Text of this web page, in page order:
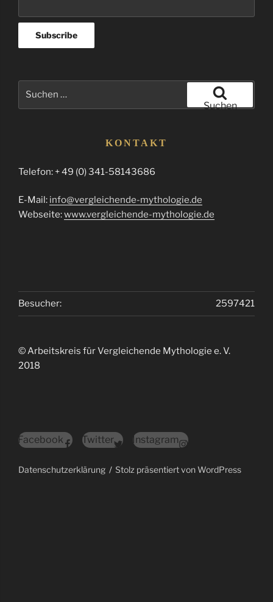
Suchen
KONTAKT
Telefon: + 49 (0) 341-58143686
E-Mail: info@vergleichende-mythologie.de
Webseite:www.vergleichende-mythologie.de
2597421
Besucher:
© Arbeitskreis für Vergleichende Mythologie e. V.
2018
Facebook Twitter Instagram
Datenschutzerklärung Stolz präsentiert von WordPress